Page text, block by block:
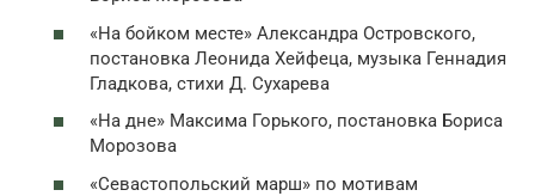
«На бойком месте» Александра Островского,
постановка Леонида Хейфеца, музыка Геннадия
Гладкова, стихи Д. Сухарева
«На дне» Максима Горького, постановка Бориса
Морозова
«Севастопольский марш» по мотивам